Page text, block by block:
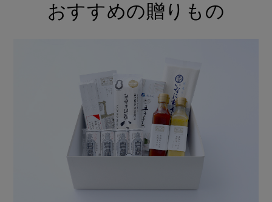
おすすめの贈りもの